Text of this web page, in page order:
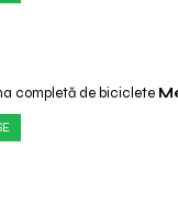
completă de biciclete